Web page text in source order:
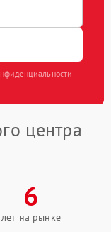
центра
6
лет на рынке